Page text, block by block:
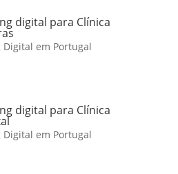
digital para Clínica
em Portugal
digital para Clínica
em Portugal